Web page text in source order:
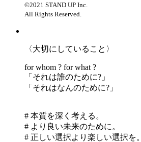
©2021 STAND UP Inc.
All Rights Reserved.
〈大切にしていること〉
for whom ? for what ?
「 それは誰のために?」
「 それはなんのために?」
# 本質を深く考える。
# より良い未来のために。
# 正しい選択より楽しい選択を。